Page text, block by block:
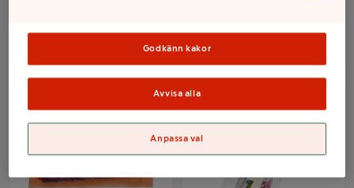
Välj butik Välj butik
Godkänn kakor
Avvisa alla
Anpassa val